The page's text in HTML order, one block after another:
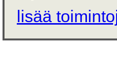
lisää